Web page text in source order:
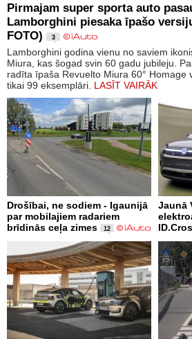
Pirmajam super sporta auto
Lamborghini piesaka īpašo
FOTO)
3
Lamborghini godina vienu no saviem
Miura, kas šogad svin 60 gadu jubileju.
radīta īpaša Revuelto Miura 60° Homage
tikai 99 eksemplāri. LASĪT VAIRĀK
Drošībai, ne sodiem - Igaunijā
par mobilajiem radariem
brīdinās ceļa zimes
12
Jaunā